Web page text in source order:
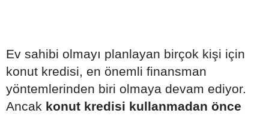
Ev sahibi olmayı planlayan birçok kişi için
konut kredisi, en önemli finansman
yöntemlerinden biri olmaya devam ediyor.
Ancak konut kredisi kullanmadan önce